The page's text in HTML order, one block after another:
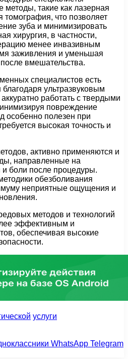
такие как лазерная
томография, что позволяет
зуба и минимизировать
хирургия, в частности,
менее инвазивным
заживления и уменьшая
вмешательства.
специалистов есть
благодаря ультразвуковым
работать с твердыми
повреждение
особенно полезен при
высокая точность и
активно применяются и
направленные на
боли после процедуры.
обезболивания
неприятные ощущения и
методов и технологий
эффективным и
обеспечивая высокие
услуги
WhatsApp Telegram